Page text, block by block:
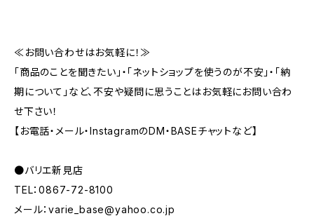
≪お問い合わせはお気軽に！≫
「商品のことを聞きたい」・「ネットショップを使うのが不安」・「納
期について」など、不安や疑問に思うことはお気軽にお問い合わ
せ下さい！
【お電話・メール・InstagramのDM・BASEチャットなど】
●バリエ新見店
TEL：0867-72-8100
メール：varie_base@yahoo.co.jp